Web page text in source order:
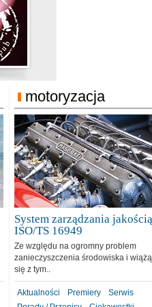
motoryzacja
System zarządzania jakością
ISO/TS 16949
Ze względu na ogromny problem
zanieczyszczenia środowiska i
się z tym..
Aktualności Premiery
Serwis